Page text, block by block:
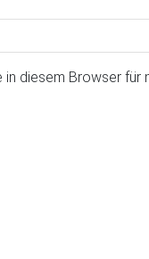
in diesem Browser